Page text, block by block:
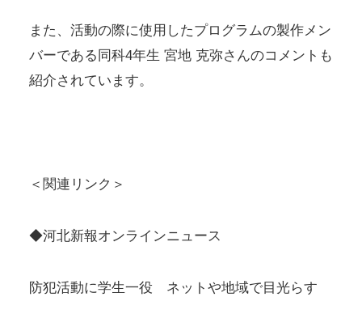
また、活動の際に使用したプログラムの製作メン
バーである同科4年生 宮地 克弥さんのコメントも
紹介されています。
＜関連リンク＞
◆河北新報オンラインニュース
防犯活動に学生一役 ネットや地域で目光らす